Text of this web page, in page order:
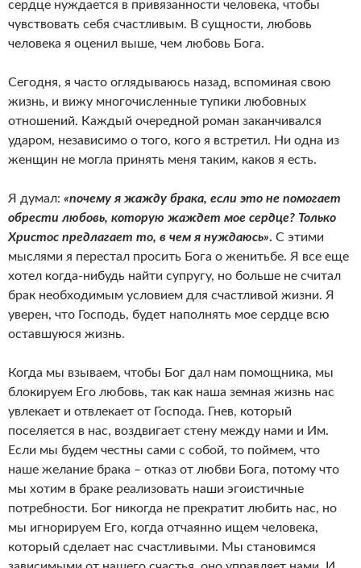
сердце нуждается в привязанности человека, чтобы
чувствовать себя счастливым. В сущности, любовь
человека я оценил выше, чем любовь Бога.
Сегодня, я часто оглядываюсь назад, вспоминая свою
жизнь, и вижу многочисленные тупики любовных
отношений. Каждый очередной роман заканчивался
ударом, независимо о того, кого я встретил. Ни одна из
женщин не могла принять меня таким, каков я есть.
Я думал: «почему я жажду брака, если это не помогает
обрести любовь, которую жаждет мое сердце? Только
Христос предлагает то, в чем я нуждаюсь». С этими
мыслями я перестал просить Бога о женитьбе. Я все еще
хотел когда-нибудь найти супругу, но больше не считал
брак необходимым условием для счастливой жизни. Я
уверен, что Господь, будет наполнять мое сердце всю
оставшуюся жизнь.
Когда мы взываем, чтобы Бог дал нам помощника, мы
блокируем Его любовь, так как наша земная жизнь нас
увлекает и отвлекает от Господа. Гнев, который
поселяется в нас, воздвигает стену между нами и Им.
Если мы будем честны сами с собой, то поймем, что
наше желание брака – отказ от любви Бога, потому что
мы хотим в браке реализовать наши эгоистичные
потребности. Бог никогда не прекратит любить нас, но
мы игнорируем Его, когда отчаянно ищем человека,
который сделает нас счастливыми. Мы становимся